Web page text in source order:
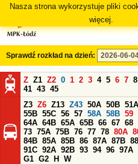
Nasza strona wykorzystuje pliki
więcej.
Sprawdź rozkład na dzień:
Z Z1 Z2 0 1 2 3 4 5 6 7 8
41 43 45
Z3 Z6 Z13 Z43 50A 50B 51A
55B 55C 56 57 58A 58B 59
64A 64B 65A 65B 66 67 68
73 75A 75B 76 77 78 80A
84B 85A 85B 86 87A 87B
91C 92A 92B 93 94 96 97A
G1 G2 H
W